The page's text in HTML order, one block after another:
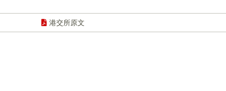
港交所原文